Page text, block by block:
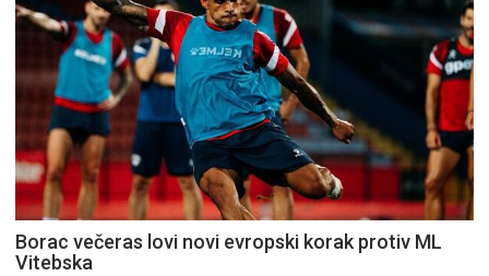
Borac večeras lovi novi evropski korak protiv ML
Vitebska